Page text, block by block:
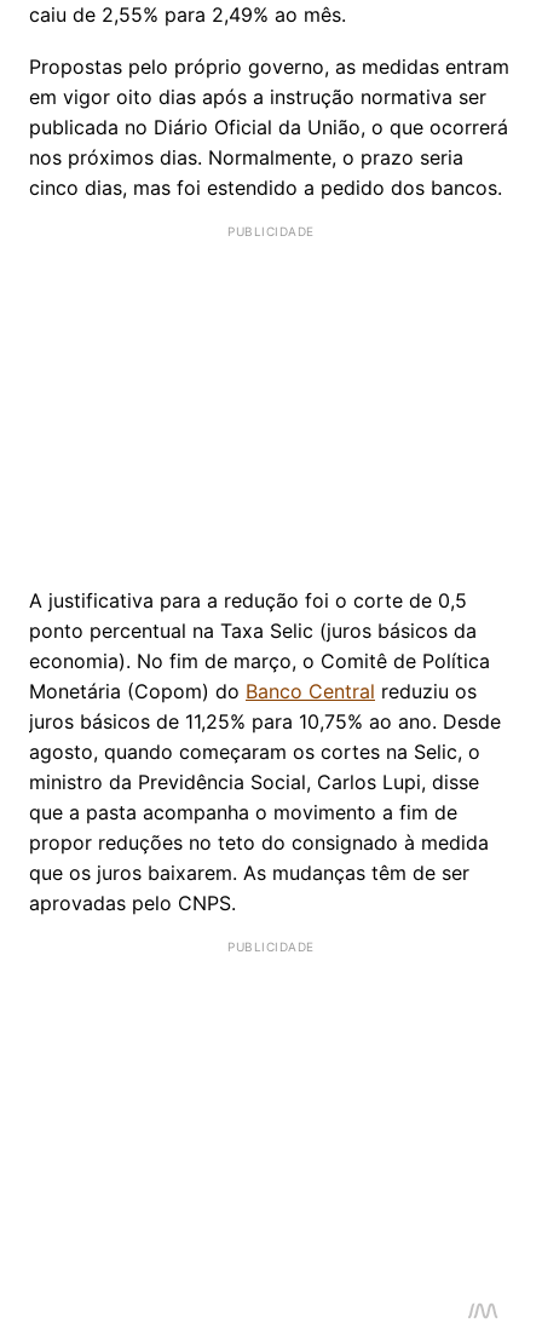
caiu de 2,55% para 2,49% ao mês.
Propostas pelo próprio governo, as medidas entram
em vigor oito dias após a instrução normativa ser
publicada no Diário Oficial da União, o que ocorrerá
nos próximos dias. Normalmente, o prazo seria
cinco dias, mas foi estendido a pedido dos bancos.
A justificativa para a redução foi o corte de 0,5
ponto percentual na Taxa Selic (juros básicos da
economia). No fim de março, o Comitê de Política
Monetária (Copom) do Banco Central reduziu os
juros básicos de 11,25% para 10,75% ao ano. Desde
agosto, quando começaram os cortes na Selic, o
ministro da Previdência Social, Carlos Lupi, disse
que a pasta acompanha o movimento a fim de
propor reduções no teto do consignado à medida
que os juros baixarem. As mudanças têm de ser
aprovadas pelo CNPS.